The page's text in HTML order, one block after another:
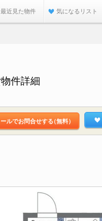
最近見た物件 気になるリスト
件詳細
ールでお問合せする（無料）